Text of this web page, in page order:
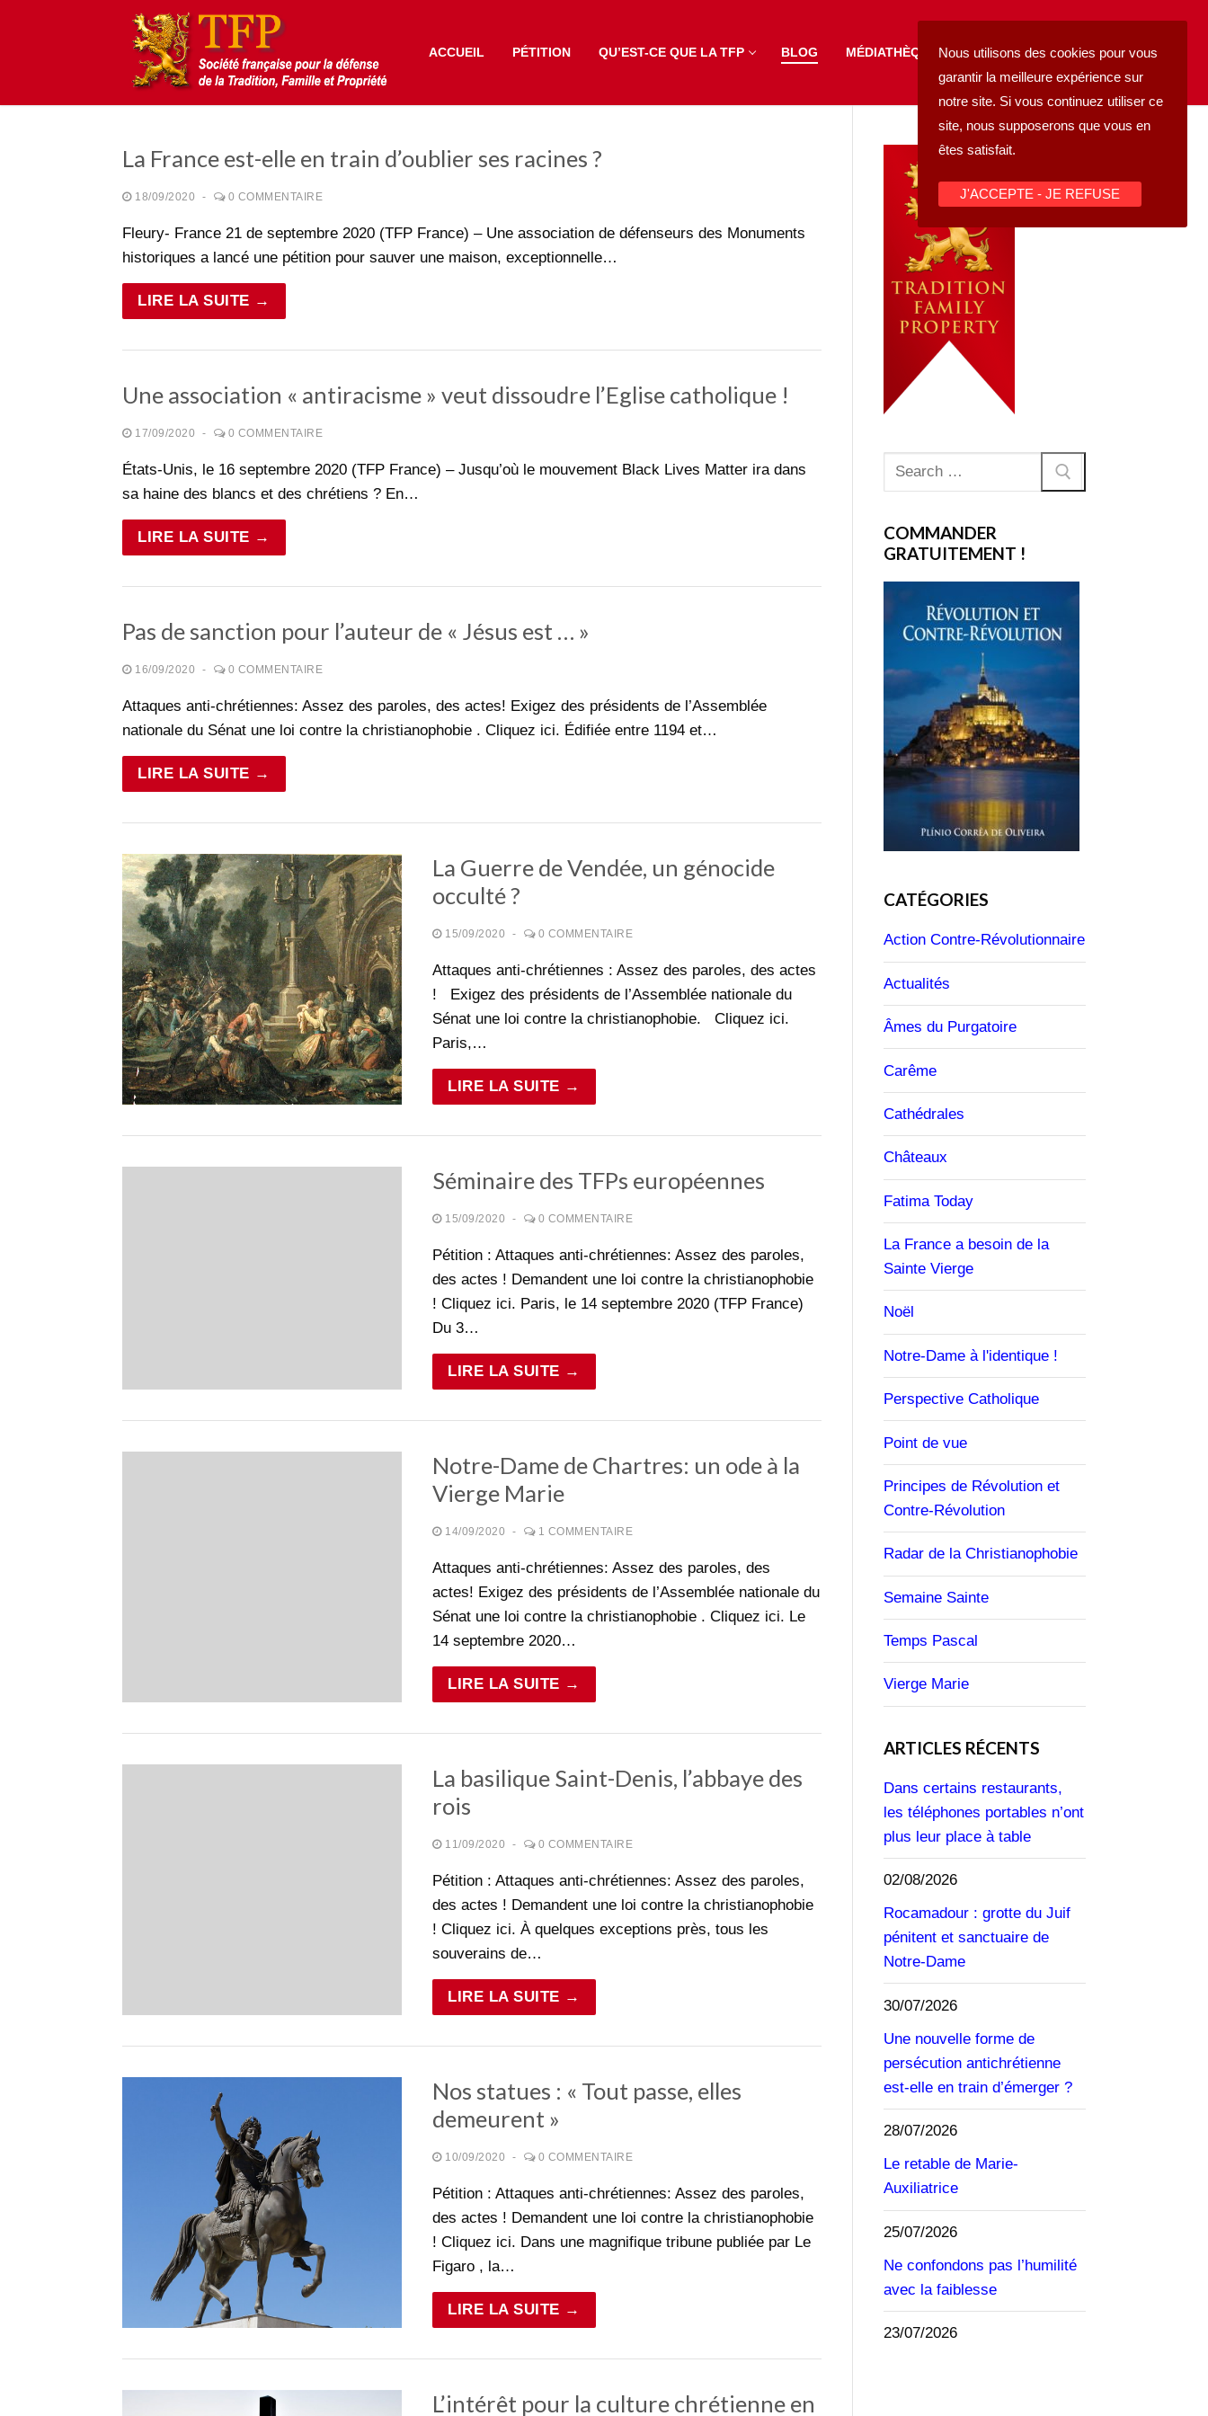
ACCUEIL PÉTITION QU’EST-CE QUE LA TFP BLOG MÉDIATHÈQUE FAIRE UN DON
Rechercher
Accueil
Médiathèque
La France est-elle en train d’oublier ses racines ?
18/09/2020 - 0 COMMENTAIRE
Fleury- France 21 de septembre 2020 (TFP France) – Une association de défenseurs des Monuments
historiques a lancé une pétition pour sauver une maison, exceptionnelle…
LIRE LA SUITE →
Une association « antiracisme » veut dissoudre l’Eglise catholique !
17/09/2020 - 0 COMMENTAIRE
États-Unis, le 16 septembre 2020 (TFP France) – Jusqu’où le mouvement Black Lives Matter ira dans
sa haine des blancs et des chrétiens ? En…
LIRE LA SUITE →
Pas de sanction pour l’auteur de « Jésus est … »
16/09/2020 - 0 COMMENTAIRE
Attaques anti-chrétiennes: Assez des paroles, des actes! Exigez des présidents de l’Assemblée
nationale du Sénat une loi contre la christianophobie . Cliquez ici. Édifiée entre 1194 et…
LIRE LA SUITE →
La Guerre de Vendée, un génocide
occulté ?
15/09/2020 - 0 COMMENTAIRE
Attaques anti-chrétiennes : Assez des paroles, des actes
! Exigez des présidents de l’Assemblée nationale du
Sénat une loi contre la christianophobie. Cliquez ici.
Paris,…
LIRE LA SUITE →
Séminaire des TFPs européennes
15/09/2020 - 0 COMMENTAIRE
Pétition : Attaques anti-chrétiennes: Assez des paroles,
des actes ! Demandent une loi contre la christianophobie
! Cliquez ici. Paris, le 14 septembre 2020 (TFP France)
Du 3…
LIRE LA SUITE →
Notre-Dame de Chartres: un ode à la
Vierge Marie
14/09/2020 - 1 COMMENTAIRE
Attaques anti-chrétiennes: Assez des paroles, des
actes! Exigez des présidents de l’Assemblée nationale du
Sénat une loi contre la christianophobie . Cliquez ici. Le
14 septembre 2020…
LIRE LA SUITE →
La basilique Saint-Denis, l’abbaye des
rois
11/09/2020 - 0 COMMENTAIRE
Pétition : Attaques anti-chrétiennes: Assez des paroles,
des actes ! Demandent une loi contre la christianophobie
! Cliquez ici. À quelques exceptions près, tous les
souverains de…
LIRE LA SUITE →
Nos statues : « Tout passe, elles
demeurent »
10/09/2020 - 0 COMMENTAIRE
Pétition : Attaques anti-chrétiennes: Assez des paroles,
des actes ! Demandent une loi contre la christianophobie
! Cliquez ici. Dans une magnifique tribune publiée par Le
Figaro , la…
LIRE LA SUITE →
L’intérêt pour la culture chrétienne en
Rechercher
:
COMMANDER
GRATUITEMENT !
CATÉGORIES
Action Contre-Révolutionnaire
Actualités
Âmes du Purgatoire
Carême
Cathédrales
Châteaux
Fatima Today
La France a besoin de la
Sainte Vierge
Noël
Notre-Dame à l'identique !
Perspective Catholique
Point de vue
Principes de Révolution et
Contre-Révolution
Radar de la Christianophobie
Semaine Sainte
Temps Pascal
Vierge Marie
ARTICLES RÉCENTS
Dans certains restaurants,
les téléphones portables n’ont
plus leur place à table
02/08/2026
Rocamadour : grotte du Juif
pénitent et sanctuaire de
Notre-Dame
30/07/2026
Une nouvelle forme de
persécution antichrétienne
est-elle en train d’émerger ?
28/07/2026
Le retable de Marie-
Auxiliatrice
25/07/2026
Ne confondons pas l’humilité
avec la faiblesse
23/07/2026
Nous utilisons des cookies pour vous
garantir la meilleure expérience sur
notre site. Si vous continuez utiliser ce
site, nous supposerons que vous en
êtes satisfait.
J'ACCEPTE - JE REFUSE